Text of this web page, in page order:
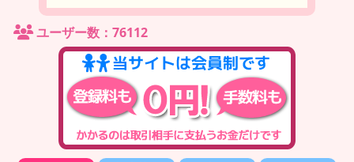
ユーザー数：76112